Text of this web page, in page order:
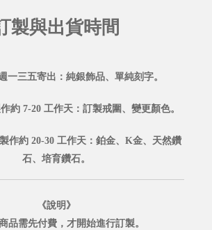
製與出貨時間
一三五寄出：純銀飾品、單純刻字。
約 7-20 工作天：訂製戒圍、變更顏色。
作約 20-30 工作天：鉑金、K金、天然鑽
石、培育鑽石。
《說明》
品需先付費，才開始進行訂製。